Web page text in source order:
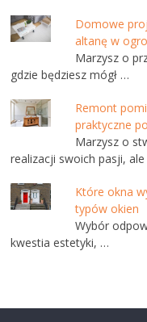
Domowe
altanę w
Marzysz o
gdzie będziesz mógł …
Remont
praktyczne
Marzysz o
realizacji swoich pasji,
Które okna
typów okien
Wybór
kwestia estetyki, …